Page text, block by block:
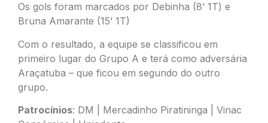
Os gols foram marcados por Debinha (8’ 1T) e
Bruna Amarante (15’ 1T)
Com o resultado, a equipe se classificou em
primeiro lugar do Grupo A e terá como adversária
Araçatuba – que ficou em segundo do outro
grupo.
Patrocínios: DM | Mercadinho Piratininga | Vinac